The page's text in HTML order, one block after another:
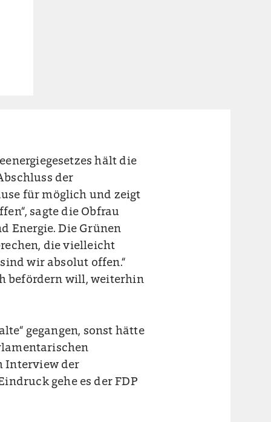
hält die
der
für möglich und zeigt
sagte die Obfrau
Energie. Die Grünen
die vielleicht
wir absolut offen.“
befördern will, weiterhin
gegangen, sonst hätte
Interview der
gehe es der FDP